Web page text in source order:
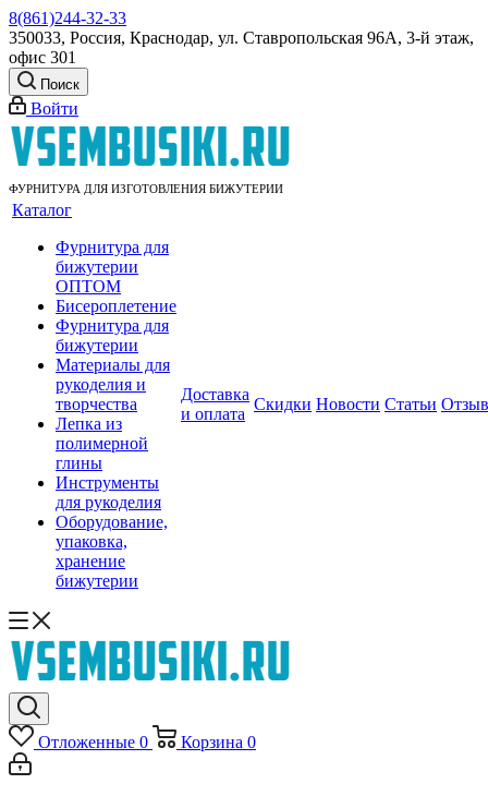
8(861)244-32-33
350033, Россия, Краснодар, ул. Ставропольская 96А, 3-й этаж,
офис 301
Поиск
Войти
ФУРНИТУРА ДЛЯ ИЗГОТОВЛЕНИЯ БИЖУТЕРИИ
Каталог
Фурнитура для
бижутерии
ОПТОМ
Бисероплетение
Фурнитура для
бижутерии
Материалы для
рукоделия и
творчества
Лепка из
полимерной
глины
Инструменты
для рукоделия
Оборудование,
упаковка,
хранение
бижутерии
Доставка
и оплата
Скидки Новости Статьи
Отложенные 0 Корзина 0